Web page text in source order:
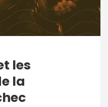
les
la